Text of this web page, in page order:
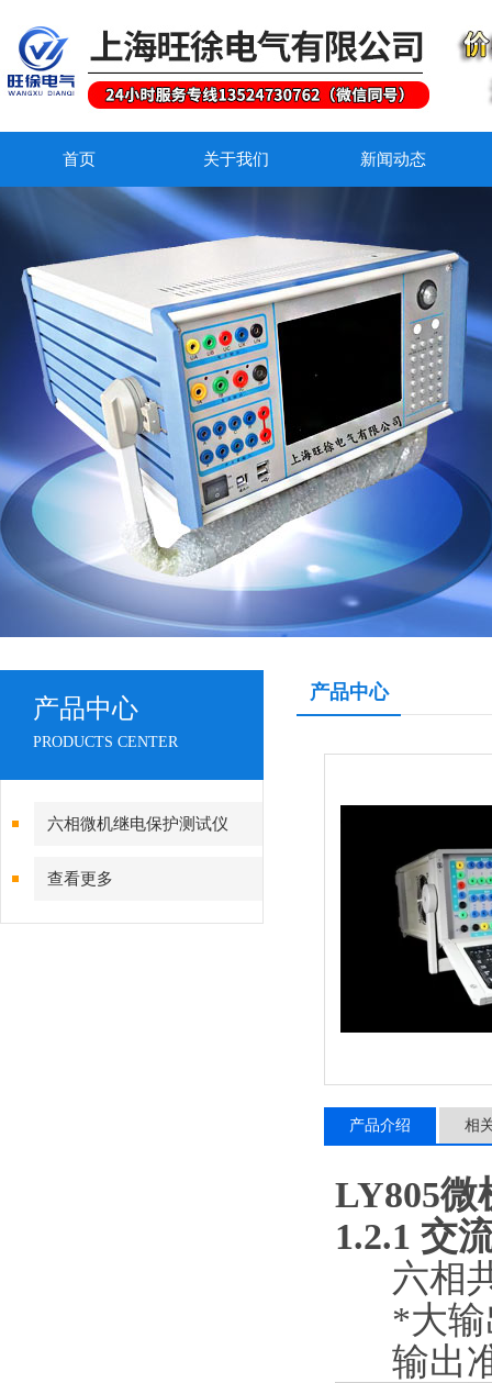
首页 关于我们 新闻动态
产品中心
PRODUCTS CENTER
六相微机继电保护测试仪
查看更多
产品中心
产品介绍 相
LY805微
1.2.1 交
六相
*大输
输出